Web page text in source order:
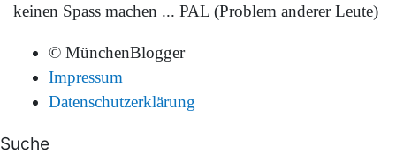
keinen Spass machen ... PAL (Problem anderer Leute)
© MünchenBlogger
Impressum
Datenschutzerklärung
Suche